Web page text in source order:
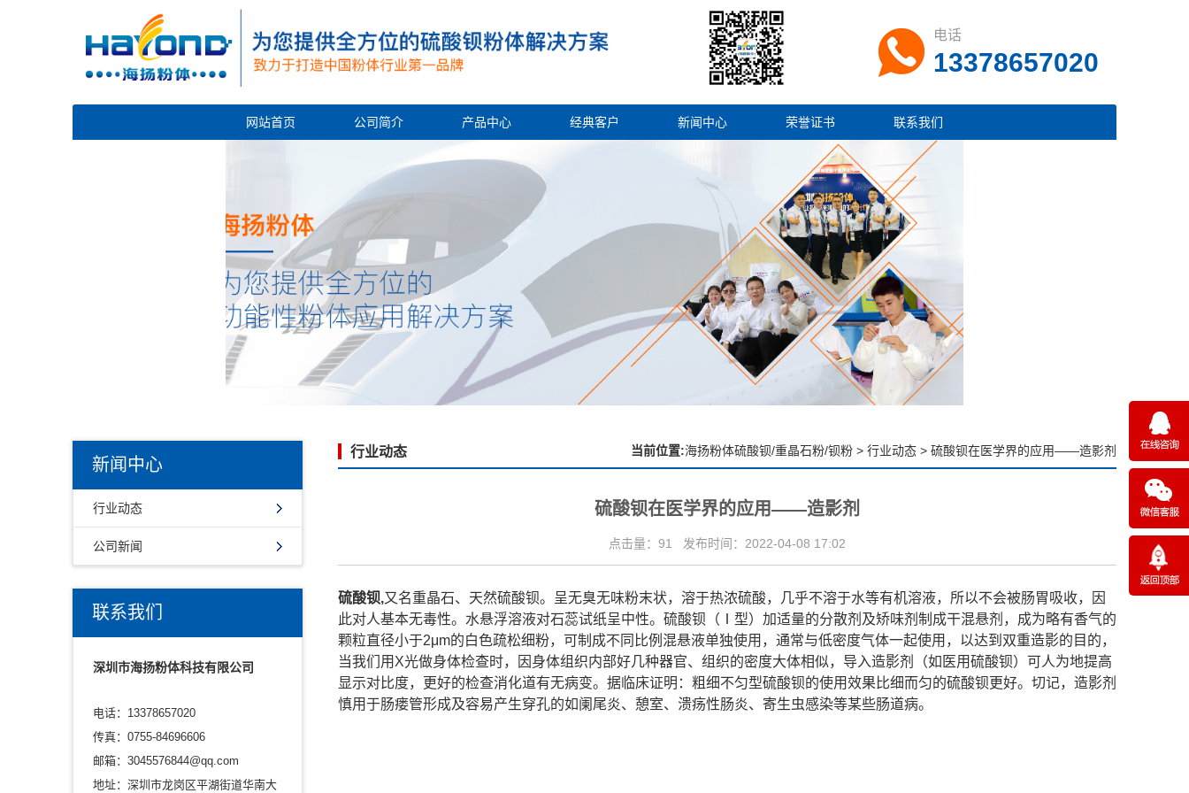
电话
13378657020
网站首页 公司简介 产品中心 经典客户 新闻中心 荣誉证书 联系我们
新闻中心
行业动态
公司新闻
联系我们
深圳市海扬粉体科技有限公司
电话：13378657020
传真：0755-84696606
邮箱：3045576844@qq.com
地址：深圳市龙岗区平湖街道华南大
行业动态 当前位置:海扬粉体硫酸钡/重晶石粉/钡粉 > 行业动态 > 硫酸钡在医学界的应用——造影剂
硫酸钡在医学界的应用——造影剂
点击量：91 发布时间：2022-04-08 17:02
硫酸钡,又名重晶石、 天然硫酸钡。呈无臭无味粉末状，溶于热浓硫酸，几乎不溶于水等有机溶液，所以不会被肠胃吸收，因
此对人基本无毒性。水悬浮溶液对石蕊试纸呈中性。硫酸钡（Ⅰ型）加适量的分散剂及矫味剂制成干混悬剂，成为略有香气的
颗粒直径小于2μm的白色疏松细粉，可制成不同比例混悬液单独使用，通常与低密度气体一起使用，以达到双重造影的目的，
当我们用X光做身体检查时，因身体组织内部好几种器官、组织的密度大体相似，导入造影剂（如 医用硫酸钡）可人为地提高
显示对比度，更好的检查消化道有无病变。据临床证明：粗细不匀型硫酸钡的使用效果比细而匀的硫酸钡更好。切记，造影剂
慎用于肠瘘管形成及容易产生穿孔的如阑尾炎、憩室、溃疡性肠炎、寄生虫感染等某些肠道病。